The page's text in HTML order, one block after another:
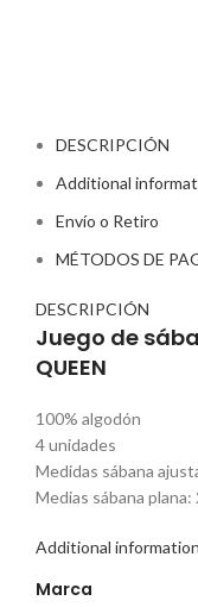
DESCRIPCIÓN
Additional
Envío o Retiro
MÉTODOS DE
DESCRIPCIÓN
Juego de
QUEEN
100% algodón
4 unidades
Medidas sábana
Medias sábana plana:
Additional information
Marca